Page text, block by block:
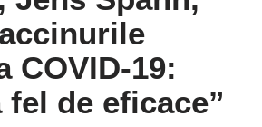
COVID-19:
fel de eficace”